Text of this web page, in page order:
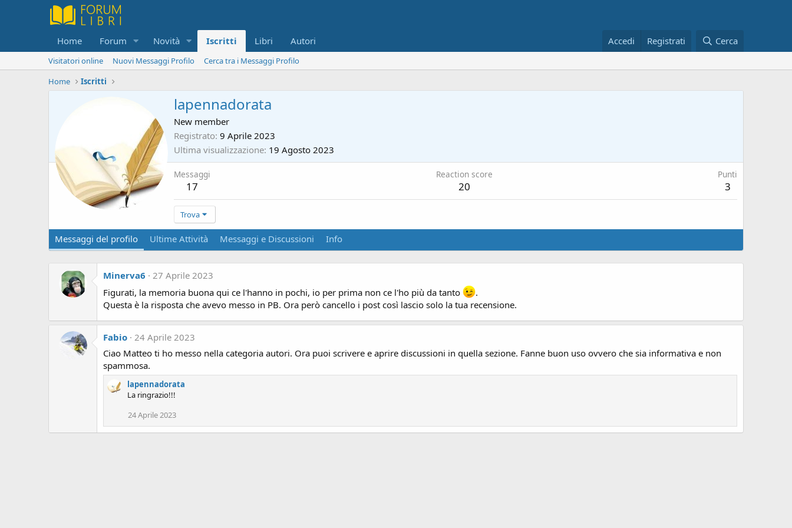
Home Forum Novità Iscritti Libri Autori Accedi Registrati Cerca
Visitatori online Nuovi Messaggi Profilo
Cerca tra i Messaggi Profilo
Home
Iscritti
lapennadorata
New member
Registrato 9 Aprile 2023
Ultima visualizzazione 19 Agosto 2023
Messaggi
17
Reaction score
20
Punti
3
Trova
Messaggi del profilo Ultime Attività Messaggi e Discussioni Info
Minerva6
27 Aprile 2023
Figurati, la memoria buona qui ce l'hanno in pochi, io per prima non ce l'ho più da tanto
.
Questa è la risposta che avevo messo in PB. Ora però cancello i post così lascio solo la tua recensione.
Fabio 24 Aprile 2023
Ciao Matteo ti ho messo nella categoria autori. Ora puoi scrivere e aprire discussioni in quella sezione. Fanne buon uso ovvero che sia informativa e non
spammosa.
lapennadorata
La ringrazio!!!
24 Aprile 2023